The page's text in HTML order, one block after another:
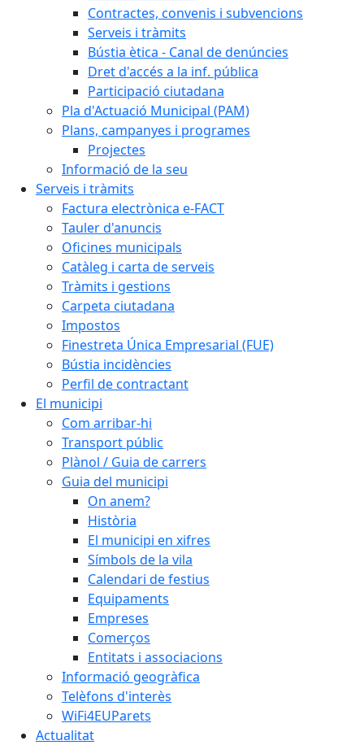
Contractes, convenis i subvencions
Serveis i tràmits
Bústia ètica - Canal de denúncies
Dret d'accés a la inf. pública
Participació ciutadana
Pla d'Actuació Municipal (PAM)
Plans, campanyes i programes
Projectes
Informació de la seu
Serveis i tràmits
Factura electrònica e-FACT
Tauler d'anuncis
Oficines municipals
Catàleg i carta de serveis
Tràmits i gestions
Carpeta ciutadana
Impostos
Finestreta Única Empresarial (FUE)
Bústia incidències
Perfil de contractant
El municipi
Com arribar-hi
Transport públic
Plànol / Guia de carrers
Guia del municipi
On anem?
Història
El municipi en xifres
Símbols de la vila
Calendari de festius
Equipaments
Empreses
Comerços
Entitats i associacions
Informació geogràfica
Telèfons d'interès
WiFi4EUParets
Actualitat